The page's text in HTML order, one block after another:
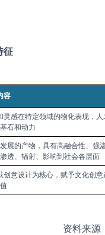
征
容
感在特定领域的物化表现，
石和动力
展的产物，具有高融合性、强
透、辐射、影响到社会各层面
意设计为核心，赋予文化创
值
资料来源